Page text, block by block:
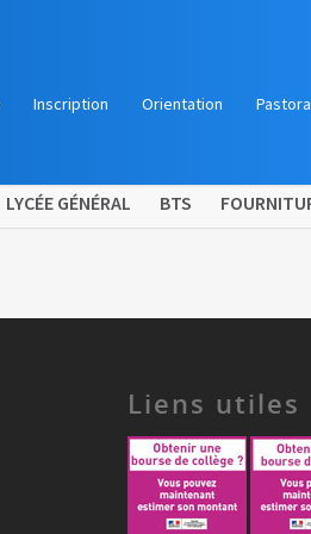
LYCÉE GÉNÉRAL BTS
Inscription Orientation
Liens utiles